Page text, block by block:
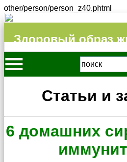
other/person/person_z40.phtml
Здоровый образ
Статьи и
6 домашних